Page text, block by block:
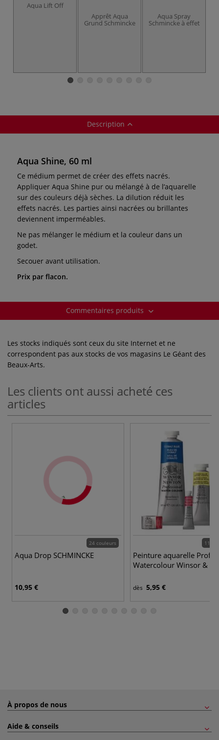
Aqua Lift Off
Apprêt Aqua
Grund Schmincke
Aqua Spray
Schmincke à effet
Description
Aqua Shine, 60 ml
Ce médium permet de créer des effets nacrés.
Appliquer Aqua Shine pur ou mélangé à de l’aquarelle
sur des couleurs déjà sèches. La dilution réduit les
effets nacrés. Les parties ainsi nacrées ou brillantes
deviennent imperméables.
Ne pas mélanger le médium et la couleur dans un
godet.
Secouer avant utilisation.
Prix par flacon.
Commentaires produits
Les stocks indiqués sont ceux du site Internet et ne
correspondent pas aux stocks de vos magasins Le Géant des
Beaux-Arts.
Les clients ont aussi acheté ces
articles
24 couleurs
Aqua Drop SCHMINCKE
10,95 €
115
Peinture aquarelle
Watercolour Winsor &
dès 5,95 €
À propos de nous
Aide & conseils